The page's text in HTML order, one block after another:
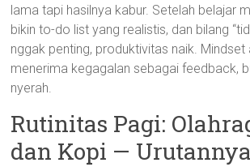
lama tapi hasilnya kabur. Setelah belajar
bikin to-do list yang realistis, dan bilang
nggak penting, produktivitas naik. Mindset
menerima kegagalan sebagai feedback,
nyerah.
Rutinitas Pagi:
dan Kopi —